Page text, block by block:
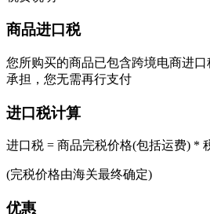
商品进口税
您所购买的商品已包含跨境电商进
承担，您无需再行支付
进口税计算
进口税 = 商品完税价格(包括运费) *
(完税价格由海关最终确定)
优惠